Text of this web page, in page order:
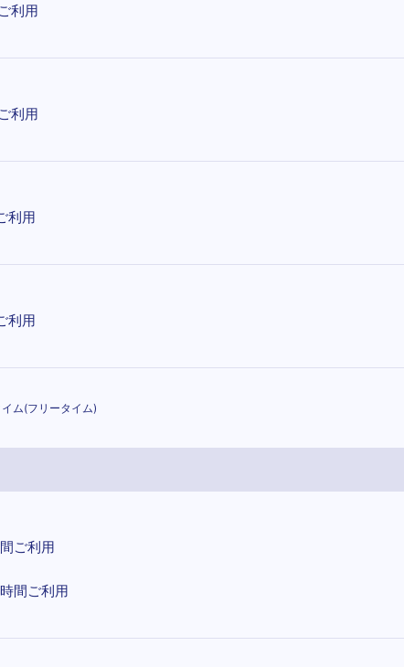
利用
利用
利用
利用
ム(フリータイム)
ご利用
間ご利用